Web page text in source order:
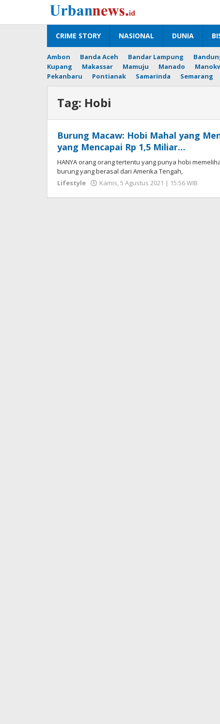
konten
CRIME STORY NASIONAL DUNIA
Ambon Banda Aceh Bandar Lampung
Kupang
Makassar Mamuju Manado
Pekanbaru
Pontianak Samarinda Semarang
Tag: Hobi
Burung Macaw: Hobi Mahal yang
yang Mencapai Rp 1,5 Miliar…
HANYA orang orang tertentu yang punya hobi
burung yang berasal dari Amerika Tengah,
Lifestyle
Kamis, 5 Agustus 2021 | 15:56 WIB